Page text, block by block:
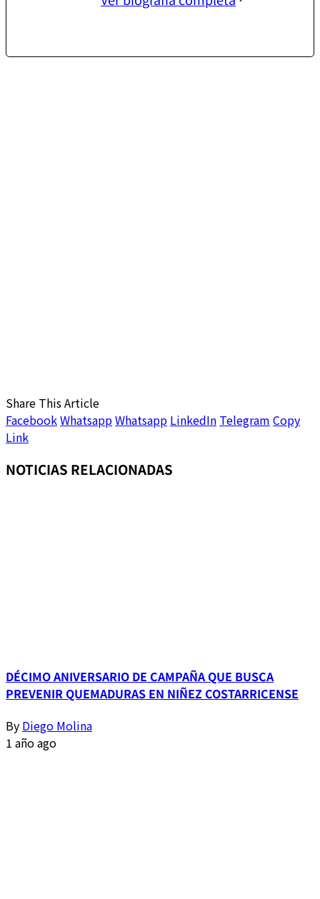
Share This Article
FacebookWhatsappWhatsapp LinkedIn Telegram Copy
Link
NOTICIAS RELACIONADAS
DÉCIMO ANIVERSARIO DE CAMPAÑA QUE BUSCA
PREVENIR QUEMADURAS EN NIÑEZ COSTARRICENSE
By Diego Molina
1 año ago